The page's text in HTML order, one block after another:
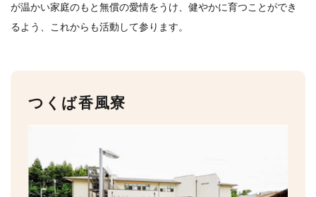
が温かい家庭のもと無償の愛情をうけ、健やかに育つことができ
るよう、これからも活動して参ります。
つくば香風寮